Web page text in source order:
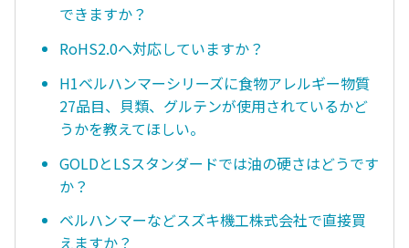
できますか？
RoHS2.0へ対応していますか？
H1ベルハンマーシリーズに食物アレルギー物質
27品目、貝類、グルテンが使用されているかど
うかを教えてほしい。
GOLDとLSスタンダードでは油の硬さはどうです
か？
ベルハンマーなどスズキ機工株式会社で直接買
えますか？